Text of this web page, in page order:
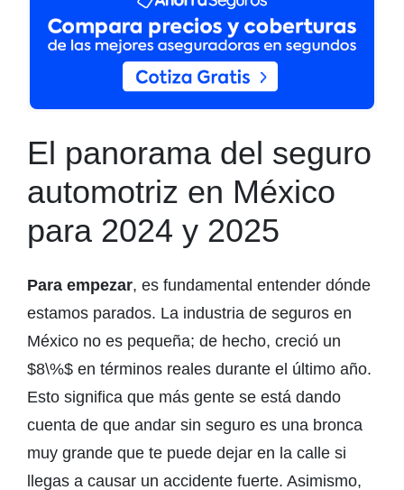
El panorama del seguro
automotriz en México
para 2024 y 2025
Para empezar, es fundamental entender dónde
estamos parados. La industria de seguros en
México no es pequeña; de hecho, creció un
$8\%$ en términos reales durante el último año.
Esto significa que más gente se está dando
cuenta de que andar sin seguro es una bronca
muy grande que te puede dejar en la calle si
llegas a causar un accidente fuerte. Asimismo,